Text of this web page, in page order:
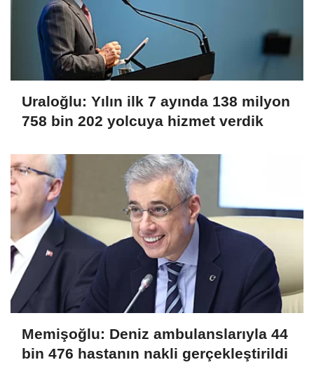
Uraloğlu: Yılın ilk 7 ayında 138 milyon
758 bin 202 yolcuya hizmet verdik
Memişoğlu: Deniz ambulanslarıyla 44
bin 476 hastanın nakli gerçekleştirildi